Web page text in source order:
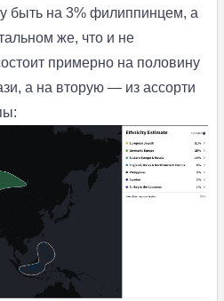
быть на 3% филиппинцем, а
же, что и не
примерно на половину
а на вторую — из ассорти